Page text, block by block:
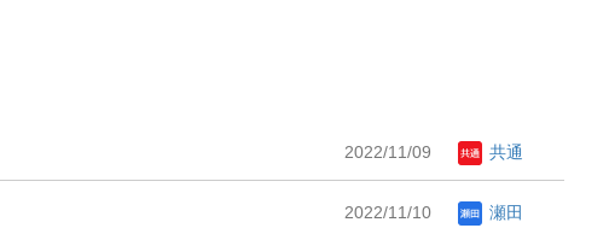
2022/11/09 共通
2022/11/10 瀬田